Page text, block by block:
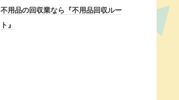
不用品の回収業なら『不用品回収ルー
ト』